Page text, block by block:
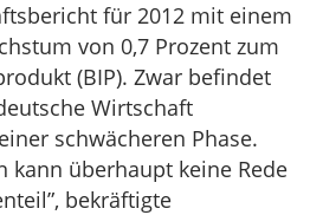
für 2012 mit einem
von 0,7 Prozent zum
(BIP). Zwar befindet
Wirtschaft
schwächeren Phase.
kann überhaupt keine Rede
bekräftigte